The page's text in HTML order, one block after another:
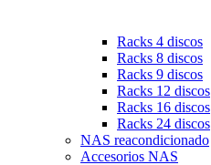
Racks 4 discos
Racks 8 discos
Racks 9 discos
Racks 12 discos
Racks 16 discos
Racks 24 discos
NAS reacondicionado
Accesorios NAS